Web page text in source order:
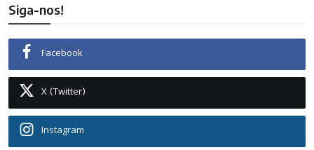
Siga-nos!
Facebook
X (Twitter)
Instagram